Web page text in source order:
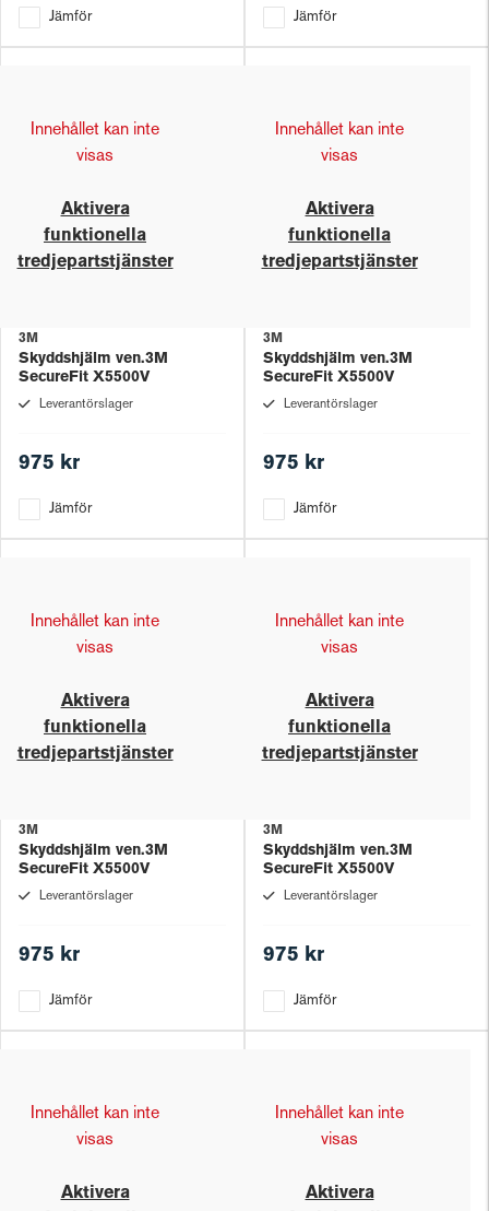
Jämför Jämför
Innehållet kan inte
visas
Aktivera
funktionella
tredjepartstjänster
3M
Skyddshjälm ven.3M
SecureFit X5500V
Leverantörslager
975 kr
Jämför
Innehållet kan inte
visas
Aktivera
funktionella
tredjepartstjänster
3M
Skyddshjälm ven.3M
SecureFit X5500V
Leverantörslager
975 kr
Jämför
Innehållet kan inte
visas
Aktivera
funktionella
tredjepartstjänster
3M
Skyddshjälm ven.3M
SecureFit X5500V
Leverantörslager
975 kr
Jämför
Innehållet kan inte
visas
Aktivera
funktionella
tredjepartstjänster
3M
Skyddshjälm ven.3M
SecureFit X5500V
Leverantörslager
975 kr
Jämför
Innehållet kan inte
visas
Aktivera
Innehållet kan inte
visas
Aktivera